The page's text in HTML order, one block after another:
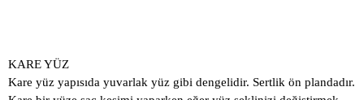
KARE YÜZ
Kare yüz yapısıda yuvarlak yüz gibi dengelidir. Sertlik ön plandadır.